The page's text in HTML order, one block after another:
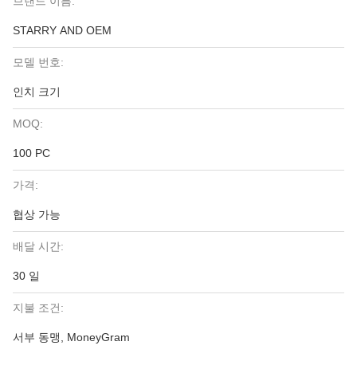
STARRY AND OEM
모델 번호:
인치 크기
MOQ:
100 PC
가격:
협상 가능
배달 시간:
30 일
지불 조건:
서부 동맹, MoneyGram